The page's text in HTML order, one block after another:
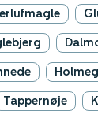
Tappernøje